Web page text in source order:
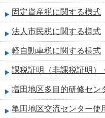
固定資産税に関する様式
法人市民税に関する様式
軽自動車税に関する様式
課税証明（非課税証明）
増田地区多目的研修セン
亀田地区交流センター使